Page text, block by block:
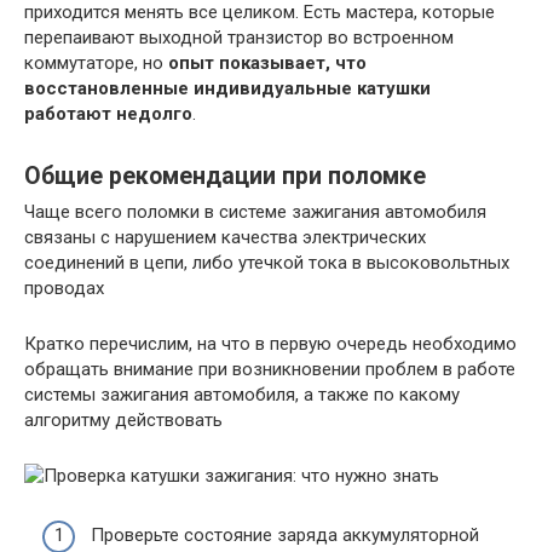
приходится менять все целиком. Есть мастера, которые
перепаивают выходной транзистор во встроенном
коммутаторе, но опыт показывает, что
восстановленные индивидуальные катушки
работают недолго.
Общие рекомендации при поломке
Чаще всего поломки в системе зажигания автомобиля
связаны с нарушением качества электрических
соединений в цепи, либо утечкой тока в высоковольтных
проводах
Кратко перечислим, на что в первую очередь необходимо
обращать внимание при возникновении проблем в работе
системы зажигания автомобиля, а также по какому
алгоритму действовать
Проверьте состояние заряда аккумуляторной